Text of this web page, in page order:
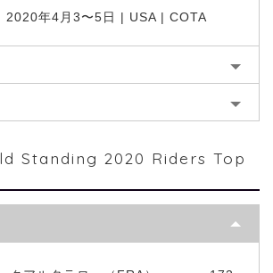
2020年4月3〜5日 | USA | COTA
Standing 2020 Riders Top